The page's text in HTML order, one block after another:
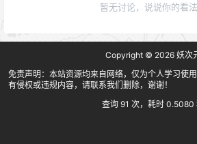
暂无讨论，说说你的看
Copyright © 2026 妖次
免责声明：本站资源均来自网络，仅为个人学习使
有侵权或违规内容，请联系我们删除，谢谢！
查询 91 次，耗时 0.5080